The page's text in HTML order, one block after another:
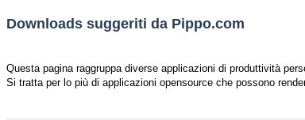
Downloads suggeriti da Pippo.com
Questa pagina raggruppa diverse applicazioni di produttività
Si tratta per lo più di applicazioni opensource che possono